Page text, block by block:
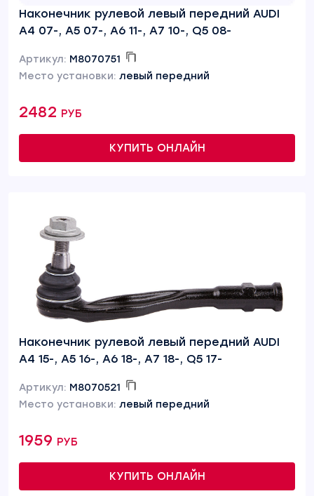
Наконечник рулевой левый передний AUDI
A4 07-, A5 07-, A6 11-, A7 10-, Q5 08-
Артикул: M8070751
Место установки: левый передний
2482 руб
КУПИТЬ ОНЛАЙН
Наконечник рулевой левый передний AUDI
A4 15-, A5 16-, A6 18-, A7 18-, Q5 17-
Артикул: M8070521
Место установки: левый передний
1959 руб
КУПИТЬ ОНЛАЙН